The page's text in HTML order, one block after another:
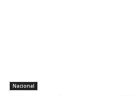
Nacional